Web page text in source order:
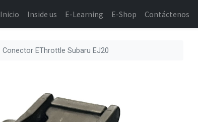
Inicio Inside us E-Learning E-Shop Contáctenos
Conector EThrottle Subaru EJ20